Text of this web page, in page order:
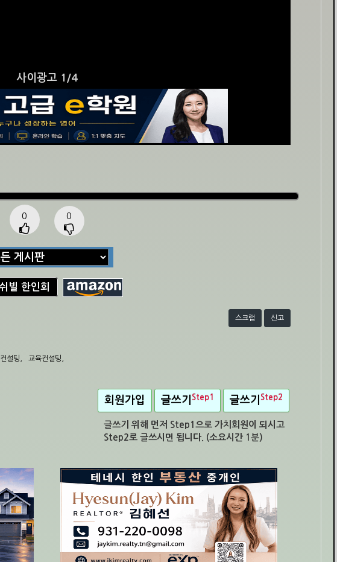
사이광고 1/4
0 0
빌 한인회
스크랩 신고
설팅 교육컨설팅
회원가입 글쓰기 Step1 글쓰기 Step2
글쓰기 위해 먼저 Step1으로 가치회원이 되시고
Step2로 글쓰시면 됩니다. (소요시간 1분)